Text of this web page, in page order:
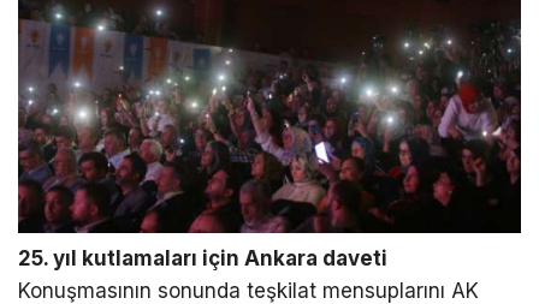
25. yıl kutlamaları için Ankara daveti
Konuşmasının sonunda teşkilat mensuplarını AK